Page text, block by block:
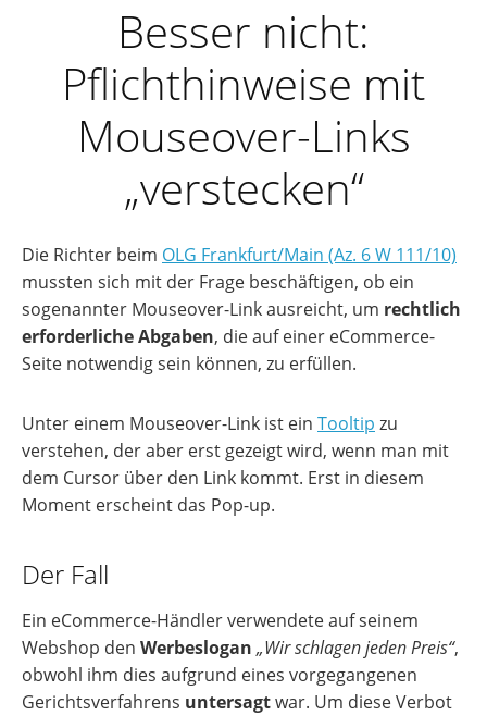
Besser nicht:
Pflichthinweise mit
Mouseover-Links
„verstecken“
Die Richter beim OLG Frankfurt/Main (Az. 6 W 111/10)
mussten sich mit der Frage beschäftigen, ob ein
sogenannter Mouseover-Link ausreicht, um rechtlich
erforderliche Abgaben, die auf einer eCommerce-
Seite notwendig sein können, zu erfüllen.
Unter einem Mouseover-Link ist ein Tooltip zu
verstehen, der aber erst gezeigt wird, wenn man mit
dem Cursor über den Link kommt. Erst in diesem
Moment erscheint das Pop-up.
Der Fall
Ein eCommerce-Händler verwendete auf seinem
Webshop den Werbeslogan „Wir schlagen jeden Preis“,
obwohl ihm dies aufgrund eines vorgegangenen
Gerichtsverfahrens untersagtwar. Um diese Verbot